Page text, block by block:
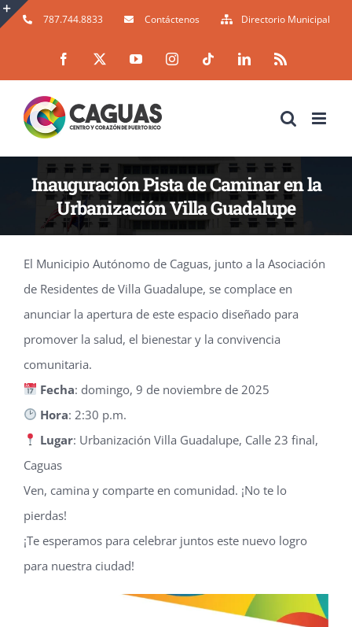
Skip
787.744.8833 Contáctenos Directorio Municipal
Facebook YouTubeInstagramTiktok LinkedIn
Inauguración Pista de Caminar en la
Urbanización Villa Guadalupe
El Municipio Autónomo de Caguas, junto a la Asociación
de Residentes de Villa Guadalupe, se complace en
anunciar la apertura de este espacio diseñado para
promover la salud, el bienestar y la convivencia
comunitaria.
Fecha: domingo, 9 de noviembre de 2025
Hora: 2:30 p.m.
Lugar: Urbanización Villa Guadalupe, Calle 23 final,
Caguas
Ven, camina y comparte en comunidad. ¡No te lo
pierdas!
¡Te esperamos para celebrar juntos este nuevo logro
para nuestra ciudad!